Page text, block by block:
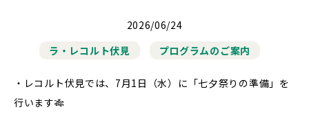
2026/06/24
ラ・レコルト伏見
プログラムのご案内
・レコルト伏見では、7月1日（水）に「七夕祭りの準備」を
行います🎋